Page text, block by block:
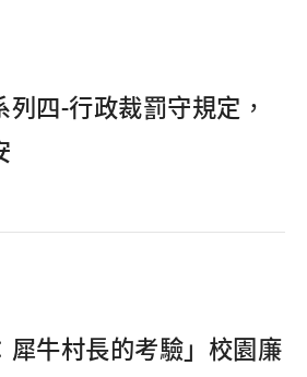
四-行政裁罰守規定，
犀牛村長的考驗」校園廉